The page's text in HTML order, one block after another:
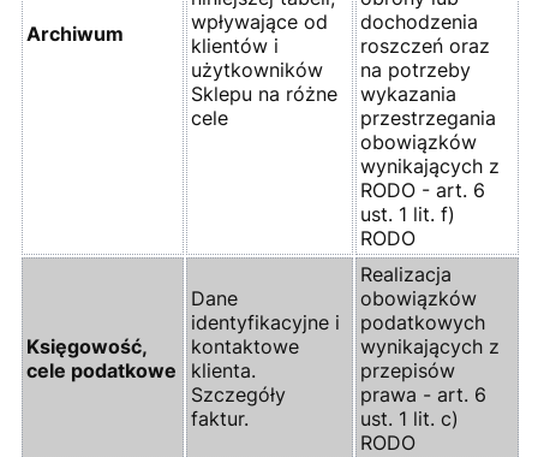
Archiwum
wpływające od
klientów i
użytkowników
Sklepu na różne
cele
dochodzenia
roszczeń oraz
na potrzeby
wykazania
przestrzegania
obowiązków
wynikających z
RODO - art. 6
ust. 1 lit. f)
RODO
Księgowość,
cele podatkowe
Dane
identyfikacyjne i
kontaktowe
klienta.
Szczegóły
faktur.
Realizacja
obowiązków
podatkowych
wynikających z
przepisów
prawa - art. 6
ust. 1 lit. c)
RODO